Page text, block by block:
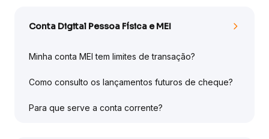
Conta Digital Pessoa Física e MEI
Minha conta MEI tem limites de transação?
Como consulto os lançamentos futuros de cheque?
Para que serve a conta corrente?